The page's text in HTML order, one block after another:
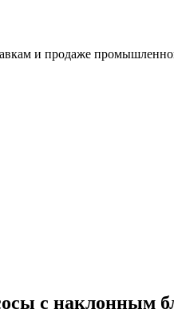
и продаже
с наклонным